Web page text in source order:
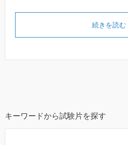
続きを読む
キーワードから試験片を探す